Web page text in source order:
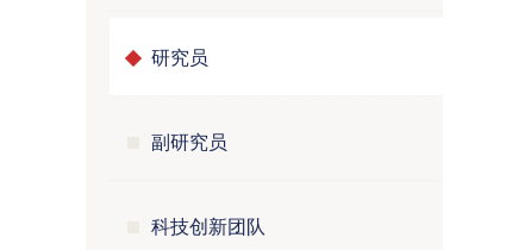
研究员
副研究员
科技创新团队